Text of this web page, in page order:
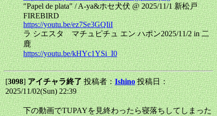
"Papel de plata" / A-ya&ホセ犬伏 @ 2025/11/1 新松戸
FIREBIRD
https://youtu.be/ez7Se3GQIiI
ラ シエスタ マチュピチュ エン ハポン2025/11/2 in 二
鹿
https://youtu.be/kHYc1YSi_I0
[3098]アイチャラ終了投稿者：Ishino 投稿日：
2025/11/02(Sun) 22:39
下の動画でTUPAYを見終わったら寝落ちしてしまった